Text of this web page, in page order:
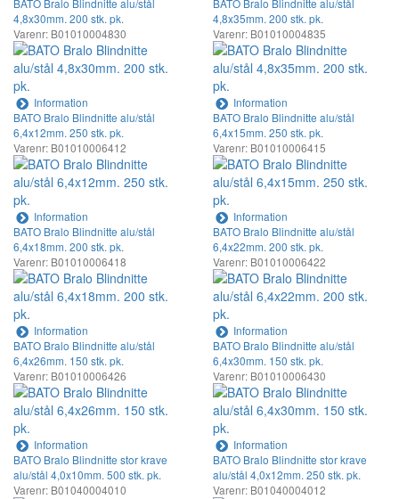
BATO Bralo Blindnitte alu/stål
4,8x30mm. 200 stk. pk.
Varenr: B01010004830
Information
BATO Bralo Blindnitte alu/stål
4,8x35mm. 200 stk. pk.
Varenr: B01010004835
Information
BATO Bralo Blindnitte alu/stål
6,4x12mm. 250 stk. pk.
Varenr: B01010006412
Information
BATO Bralo Blindnitte alu/stål
6,4x15mm. 250 stk. pk.
Varenr: B01010006415
Information
BATO Bralo Blindnitte alu/stål
6,4x18mm. 200 stk. pk.
Varenr: B01010006418
Information
BATO Bralo Blindnitte alu/stål
6,4x22mm. 200 stk. pk.
Varenr: B01010006422
Information
BATO Bralo Blindnitte alu/stål
6,4x26mm. 150 stk. pk.
Varenr: B01010006426
Information
BATO Bralo Blindnitte alu/stål
6,4x30mm. 150 stk. pk.
Varenr: B01010006430
Information
BATO Bralo Blindnitte stor krave
alu/stål 4,0x10mm. 500 stk. pk.
Varenr: B01040004010
BATO Bralo Blindnitte stor krave
alu/stål 4,0x12mm. 250 stk. pk.
Varenr: B01040004012